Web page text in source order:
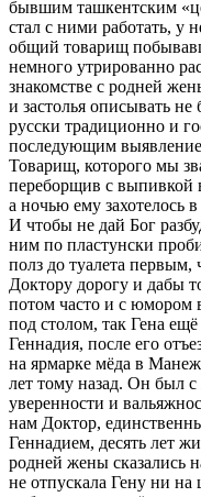
бывшим ташкентским
стал с ними работать, у
общий товарищ
немного утрированно
знакомстве с родней
и застолья описывать не
русски традиционно и
последующим
Товарищ, которого мы
переборщив с выпивкой
а ночью ему захотелось в
И чтобы не дай Бог
ним по пластунски
полз до туалета первым,
Доктору дорогу и дабы
потом часто и с юмором
под столом, так Гена ещё
Геннадия, после его
на ярмарке мёда в
лет тому назад. Он был с
уверенности и
нам Доктор,
Геннадием, десять лет
родней жены сказались
не отпускала Гену ни